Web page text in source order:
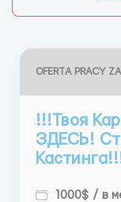
OFERTA PRACY
!!!Твоя
ЗДЕСЬ!
1000$ / в